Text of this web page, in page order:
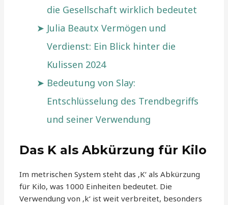
die Gesellschaft wirklich bedeutet
Julia Beautx Vermögen und
Verdienst: Ein Blick hinter die
Kulissen 2024
Bedeutung von Slay:
Entschlüsselung des Trendbegriffs
und seiner Verwendung
Das K als Abkürzung für Kilo
Im metrischen System steht das ‚K‘ als Abkürzung
für Kilo, was 1000 Einheiten bedeutet. Die
Verwendung von ‚k‘ ist weit verbreitet, besonders